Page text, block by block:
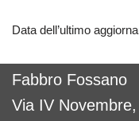
Data dell’ultimo
Fabbro Fossano
Via IV